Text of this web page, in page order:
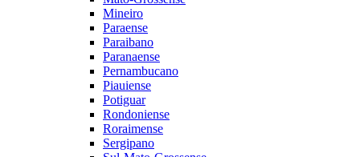
Mineiro
Paraense
Paraibano
Paranaense
Pernambucano
Piauiense
Potiguar
Rondoniense
Roraimense
Sergipano